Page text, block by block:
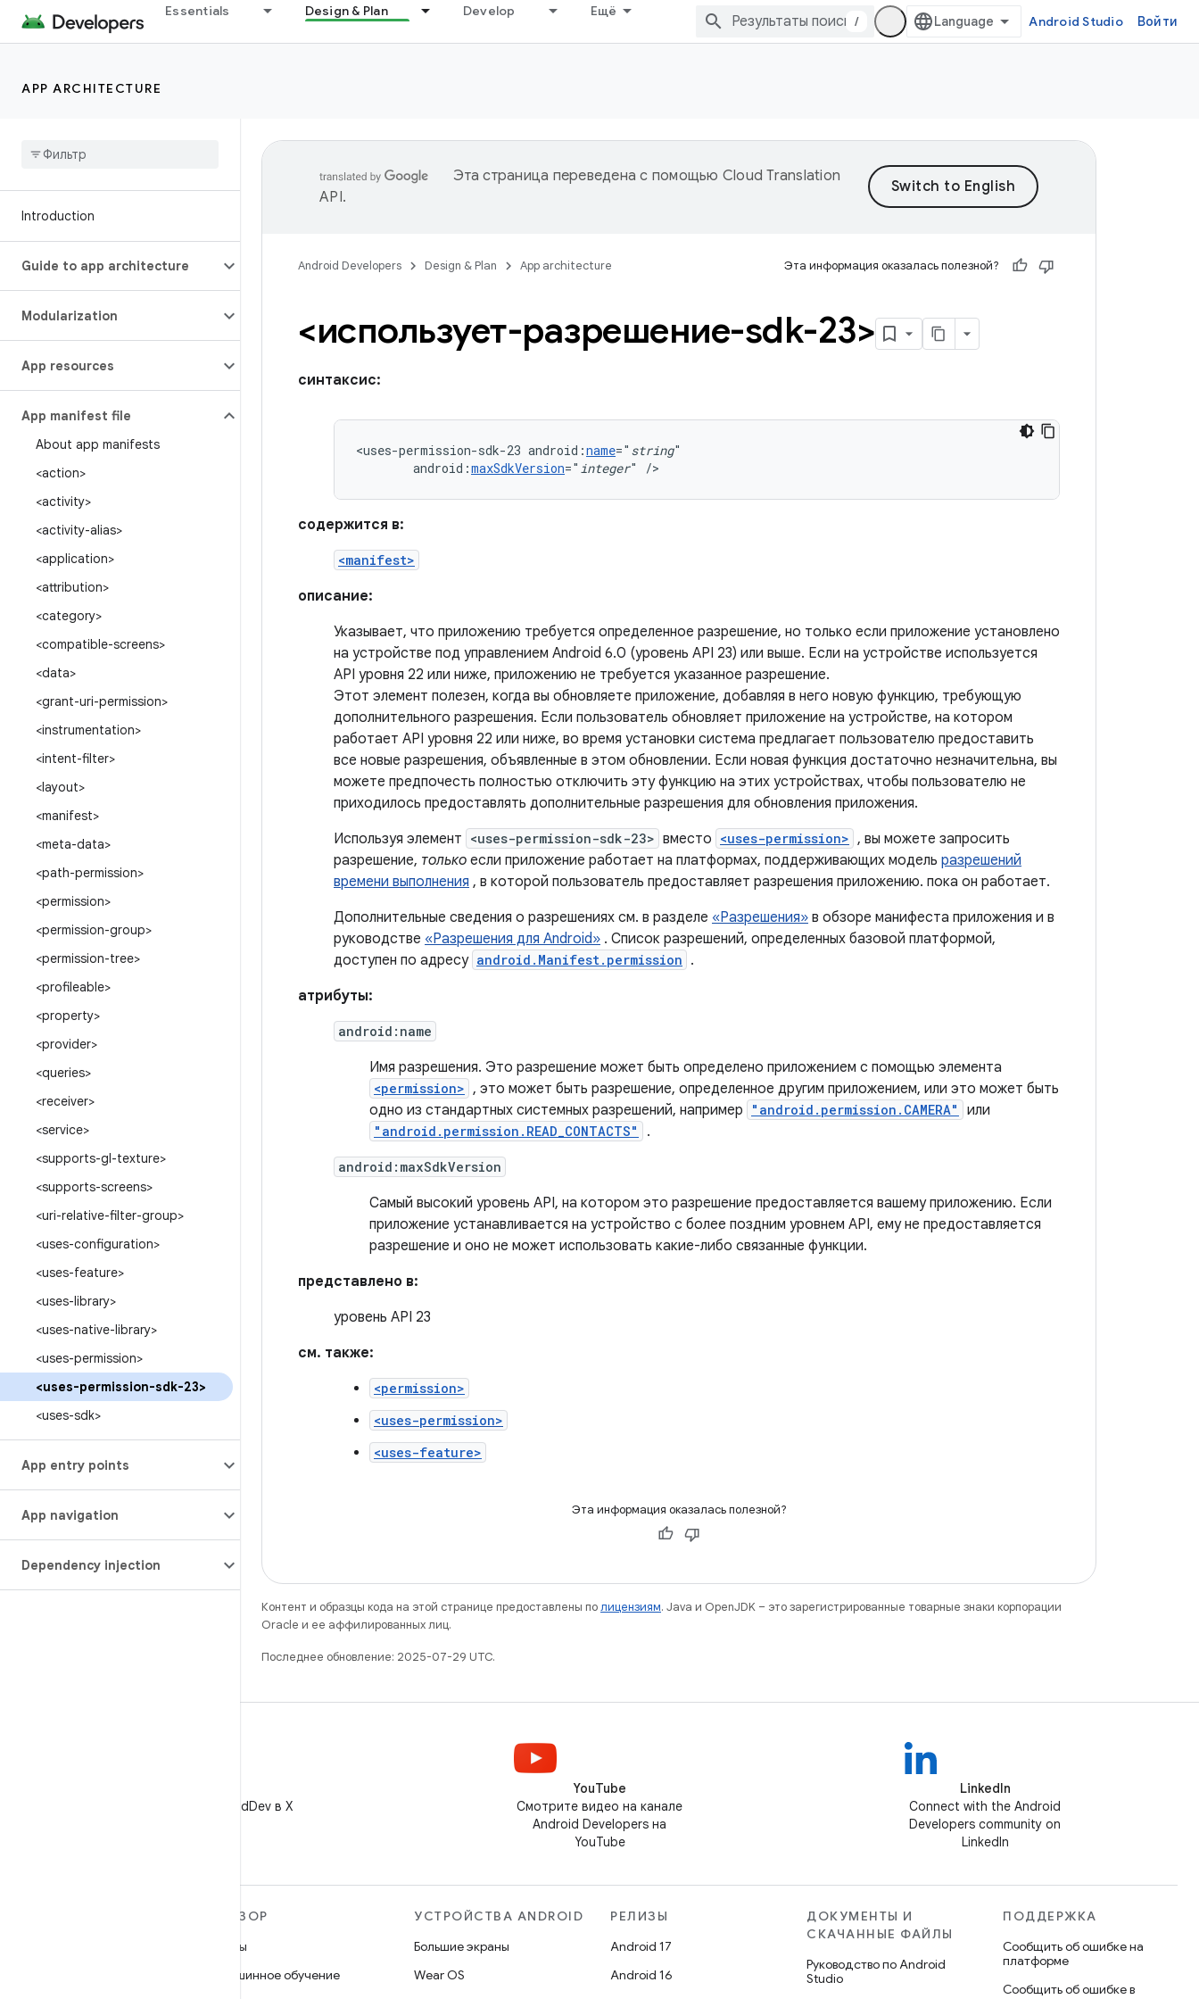
Essentials Design & Plan Develop Ещё
/ Android Studio Войти
APP ARCHITECTURE
Introduction
Guide to app architecture
Modularization
App resources
App manifest file
About app manifests
<action>
<activity>
<activity-alias>
<application>
<attribution>
<category>
<compatible-screens>
<data>
<grant-uri-permission>
<instrumentation>
<intent-filter>
<layout>
<manifest>
<meta-data>
<path-permission>
<permission>
<permission-group>
<permission-tree>
<profileable>
<property>
<provider>
<queries>
<receiver>
<service>
<supports-gl-texture>
<supports-screens>
<uri-relative-filter-group>
<uses-configuration>
<uses-feature>
<uses-library>
<uses-native-library>
<uses-permission>
<uses-permission-sdk-23>
<uses-sdk>
App entry points
App navigation
Dependency injection
Эта страница переведена с помощью Cloud Translation
API.
Android Developers Design & Plan App architecture Эта информация оказалась полезной?
<использует-разрешение-sdk-23>
синтаксис:
<uses-permission-sdk-23 android:name=" string
android:maxSdkVersion=" integer" />
содержится в:
<manifest>
описание:
Указывает, что приложению требуется определенное разрешение, но только если приложение установлено
на устройстве под управлением Android 6.0 (уровень API 23) или выше. Если на устройстве используется
API уровня 22 или ниже, приложению не требуется указанное разрешение.
Этот элемент полезен, когда вы обновляете приложение, добавляя в него новую функцию, требующую
дополнительного разрешения. Если пользователь обновляет приложение на устройстве, на котором
работает API уровня 22 или ниже, во время установки система предлагает пользователю предоставить
все новые разрешения, объявленные в этом обновлении. Если новая функция достаточно незначительна, вы
можете предпочесть полностью отключить эту функцию на этих устройствах, чтобы пользователю не
приходилось предоставлять дополнительные разрешения для обновления приложения.
Используя элемент <uses-permission-sdk-23> вместо <uses-permission> , вы можете запросить
разрешение, только если приложение работает на платформах, поддерживающих модель разрешений
времени выполнения , в которой пользователь предоставляет разрешения приложению. пока он работает.
Дополнительные сведения о разрешениях см. в разделе «Разрешения» в обзоре манифеста приложения и в
руководстве «Разрешения для Android» . Список разрешений, определенных базовой платформой,
доступен по адресу android.Manifest.permission .
атрибуты:
android:name
Имя разрешения. Это разрешение может быть определено приложением с помощью элемента
<permission> , это может быть разрешение, определенное другим приложением, или это может быть
одно из стандартных системных разрешений, например
"android.permission.CAMERA" или
"android.permission.READ_CONTACTS" .
android:maxSdkVersion
Самый высокий уровень API, на котором это разрешение предоставляется вашему приложению. Если
приложение устанавливается на устройство с более поздним уровнем API, ему не предоставляется
разрешение и оно не может использовать какие-либо связанные функции.
представлено в:
уровень API 23
см. также:
<permission>
<uses-permission>
<uses-feature>
Эта информация оказалась полезной?
Контент и образцы кода на этой странице предоставлены полицензиям. Java и OpenJDK – это зарегистрированные товарные знаки корпорации
Oracle и ее аффилированных лиц.
Последнее обновление: 2025-07-29 UTC.
Читайте @AndroidDev в X
YouTube
Смотрите видео на канале
Android Developers на
YouTube
LinkedIn
Connect with the Android
Developers community on
LinkedIn
ОБЗОР
Игры
Машинное обучение
УСТРОЙСТВА ANDROID
Большие экраны
Wear OS
РЕЛИЗЫ
Android 17
Android 16
ДОКУМЕНТЫ И
СКАЧАННЫЕ ФАЙЛЫ
Руководство по Android
Studio
ПОДДЕРЖКА
Сообщить об ошибке на
платформе
Сообщить об ошибке в